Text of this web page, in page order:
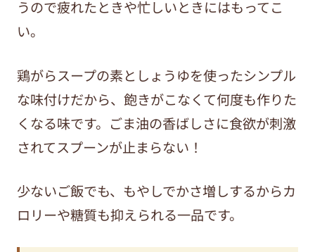
うので疲れたときや忙しいときにはもってこ
い。
鶏がらスープの素としょうゆを使ったシンプル
な味付けだから、飽きがこなくて何度も作りた
くなる味です。ごま油の香ばしさに食欲が刺激
されてスプーンが止まらない！
少ないご飯でも、もやしでかさ増しするからカ
ロリーや糖質も抑えられる一品です。